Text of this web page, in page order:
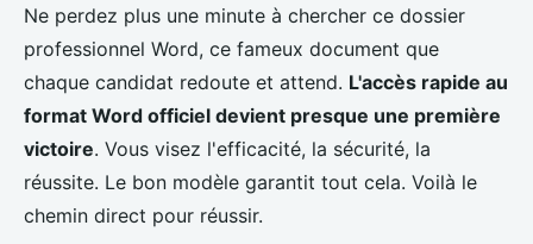
Télécharger le dossier
professionnel Word : la solution
rapide pour vos documents
Manon•10 février 2026•7 min de lecture
Ne perdez plus une minute à chercher ce dossier
professionnel Word, ce fameux document que
chaque candidat redoute et attend. L'accès rapide au
format Word officiel devient presque une première
victoire. Vous visez l'efficacité, la sécurité, la
réussite. Le bon modèle garantit tout cela. Voilà le
chemin direct pour réussir.